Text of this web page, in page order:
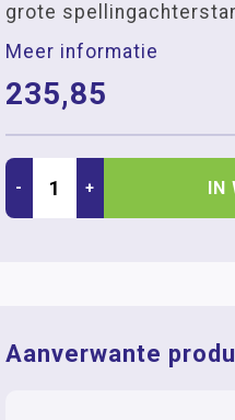
grote
Meer informatie
235,85
- + IN
Aanverwante